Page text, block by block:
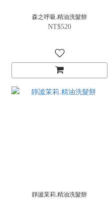
森之呼吸.精油洗髮餅
NT$520
靜謐茉莉.精油洗髮餅